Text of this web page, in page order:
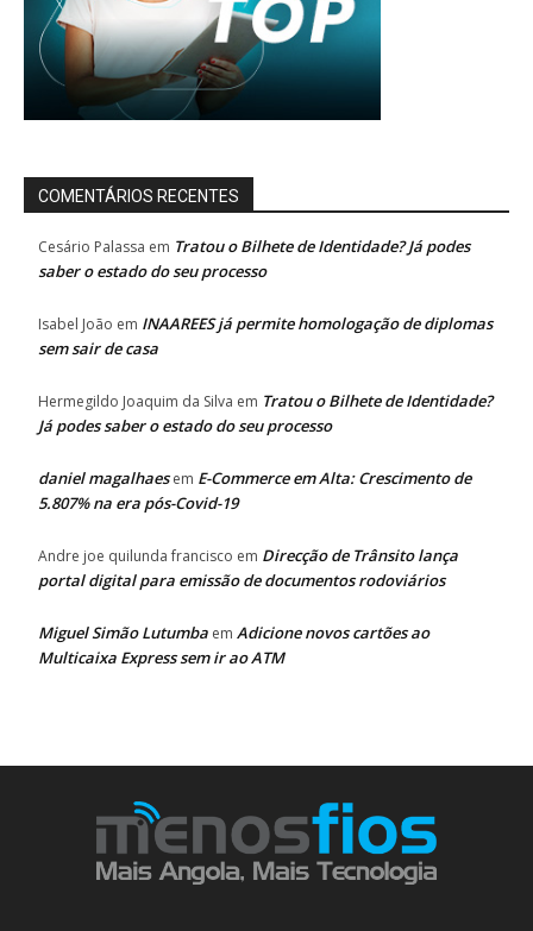
COMENTÁRIOS RECENTES
Cesário Palassa em Tratou o Bilhete de Identidade? Já podes
saber o estado do seu processo
Isabel João em INAAREES já permite homologação de diplomas
sem sair de casa
Hermegildo Joaquim da Silva em Tratou o Bilhete de Identidade?
Já podes saber o estado do seu processo
daniel magalhaesem E-Commerce em Alta: Crescimento de
5.807% na era pós-Covid-19
Andre joe quilunda francisco em Direcção de Trânsito lança
portal digital para emissão de documentos rodoviários
Miguel Simão Lutumba em Adicione novos cartões ao
Multicaixa Express sem ir ao ATM